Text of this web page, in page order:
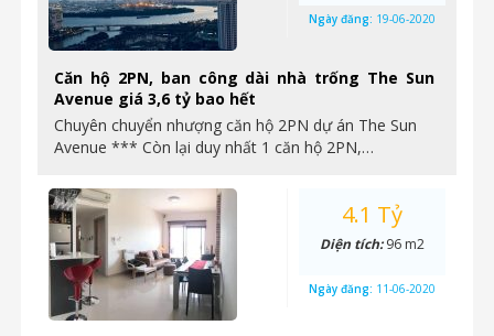
Căn hộ 2PN, ban công dài nhà trống The Sun
Avenue giá 3,6 tỷ bao hết
Chuyên chuyển nhượng căn hộ 2PN dự án The Sun
Avenue *** Còn lại duy nhất 1 căn hộ 2PN,…
Ngày đăng: 19-06-2020
4.1 Tỷ
Diện tích:96 m2
Ngày đăng: 11-06-2020